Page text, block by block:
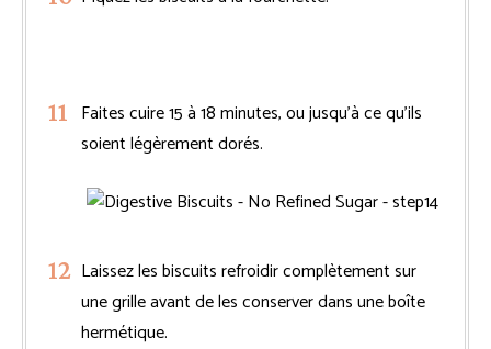
Faites cuire 15 à 18 minutes, ou jusqu’à ce qu’ils
soient légèrement dorés.
Laissez les biscuits refroidir complètement sur
une grille avant de les conserver dans une boîte
hermétique.